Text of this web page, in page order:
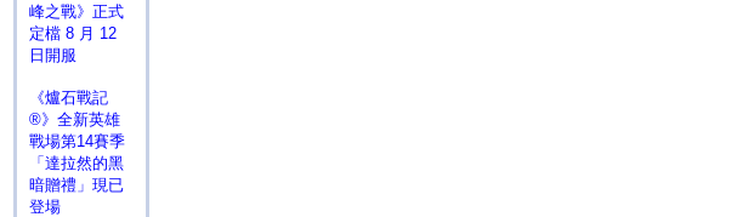
峰之戰》正式
定檔 8 月 12
日開服
《爐石戰記
®》全新英雄
戰場第14賽季
「達拉然的黑
暗贈禮」現已
登場